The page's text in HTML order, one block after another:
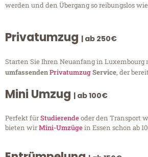
werden und den Übergang so reibungslos
Privatumzug | ab 250€
Starten Sie Ihren Neuanfang in Luxembourg
umfassendenPrivatumzugService, der
Mini Umzug | ab 100€
Perfekt fürStudierendeoder den Transport
bieten wirMini-Umzügein Essen schon ab